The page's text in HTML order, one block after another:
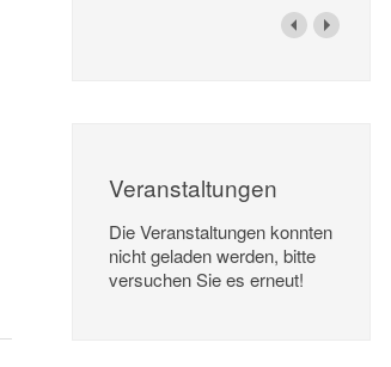
Veranstaltungen
Die Veranstaltungen konnten
nicht geladen werden, bitte
versuchen Sie es erneut!